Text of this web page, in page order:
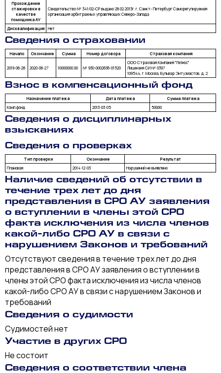
Прохождение
стажировки в
качестве
помощника АУ
Свидетельство № 341/02-СР выдано 28.02.2013г. г. Санкт- Петербург Саморегулируемая
организация арбитражных управляющих Северо-Запада
Дисквалификация Нет
Сведения о страховании
Начало Окончание Сумма Номер договора Страховая компания
2019-06-28 2020-06-27 10000000.00 № 930-0002636-01520
ООО Страховая Компания "Гелиос"
Лицензия СИ № 0397
109544, г. Москва, Бульвар Энтузиастов, д. 2
Взнос в компенсационный фонд
Назначение платежа Дата платежа
Сумма платежа
Комп.фонд
2013-03-05 50000
Сведения о дисциплинарных
взысканиях
Сведения о проверках
Тип проверки Окончание
Результат
Плановая
2014-12-03 Нарушений не выявлено
Наличие сведений об отсутствии в
течение трех лет до дня
представления в СРО АУ заявления
о вступлении в члены этой СРО
факта исключения из числа членов
какой-либо СРО АУ в связи с
нарушением Законов и требований
Отсутствуют сведения в течение трех лет до дня
представления в СРО АУ заявления о вступлении в
члены этой СРО факта исключения из числа членов
какой-либо СРО АУ в связи с нарушением Законов и
требований
Сведения о судимости
Судимостей нет
Участие в других СРО
Не состоит
Сведения о соответствии члена